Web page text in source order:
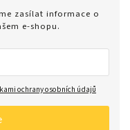
zasílat informace o
e-shopu.
ochrany osobních údajů